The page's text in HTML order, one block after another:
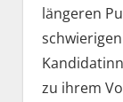
längeren
zu ihrem